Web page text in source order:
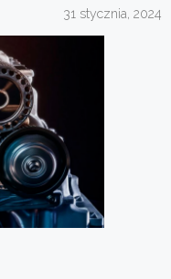
31 stycznia, 2024